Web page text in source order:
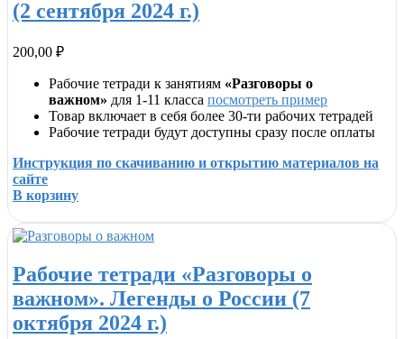
(2 сентября 2024 г.)
200,00 ₽
Рабочие тетради к занятиям «Разговоры о
важном» для 1-11 класса посмотреть пример
Товар включает в себя более 30-ти рабочих тетрадей
Рабочие тетради будут доступны сразу после оплаты
Инструкция по скачиванию и открытию материалов на
сайте
В корзину
Рабочие тетради «Разговоры о
важном». Легенды о России (7
октября 2024 г.)